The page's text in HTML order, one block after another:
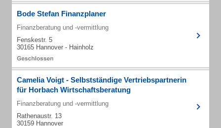
Bode Stefan Finanzplaner
Finanzberatung und -vermittlung
Fenskestr. 5
30165 Hannover - Hainholz
Camelia Voigt - Selbstständige Vertriebspartnerin
für Horbach Wirtschaftsberatung
Finanzberatung und -vermittlung
Rathenaustr. 13
30159 Hannover